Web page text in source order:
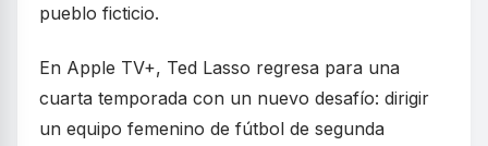
pueblo ficticio.
En Apple TV+, Ted Lasso regresa para una
cuarta temporada con un nuevo desafío: dirigir
un equipo femenino de fútbol de segunda